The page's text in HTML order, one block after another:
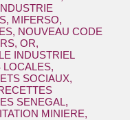
, MIFERSO,
, NOUVEAU CODE
, OR,
INDUSTRIEL
LOCALES,
SOCIAUX,
SENEGAL,
MINIERE,